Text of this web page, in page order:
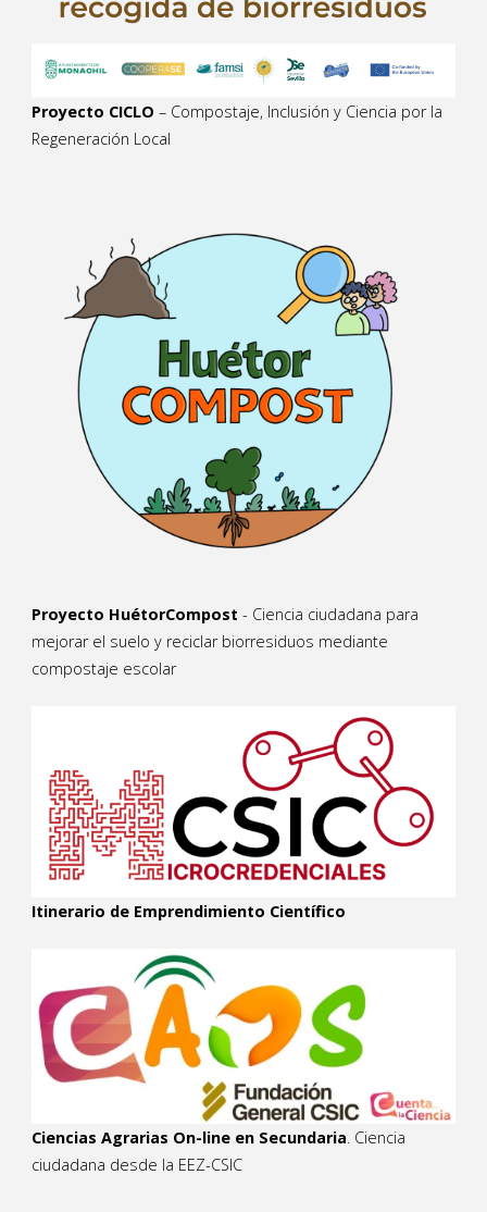
Proyecto CICLO – Compostaje, Inclusión y Ciencia por la
Regeneración Local
Proyecto HuétorCompost - Ciencia ciudadana para
mejorar el suelo y reciclar biorresiduos mediante
compostaje escolar
Itinerario de Emprendimiento Científico
Ciencias Agrarias On-line en Secundaria. Ciencia
ciudadana desde la EEZ-CSIC